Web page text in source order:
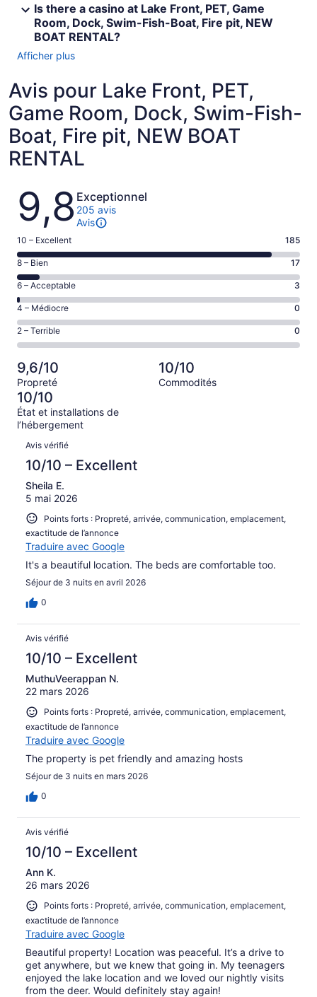
Is there a casino at Lake Front, PET, Game
Room, Dock, Swim-Fish-Boat, Fire pit, NEW
BOAT RENTAL?
Afficher plus
Avis pour Lake Front, PET,
Game Room, Dock, Swim-Fish-
Boat, Fire pit, NEW BOAT
RENTAL
Avis
9,8 Exceptionnel
205 avis
Avis
Note
de 10
–
Excellent,
d’après
185 avis
sur 205.
10 – Excellent 185
Note
de 8
–
Bien,
d’après
17 avis
sur 205.
8 – Bien 17
Note
de 6
–
Acceptable,
d’après
sur 205.
6 – Acceptable 3
Note
de 4
–
Médiocre,
d’après
0 avis
sur 205.
4 – Médiocre 0
Note
de 2
–
Terrible,
d’après
0 avis
sur 205.
2 – Terrible 0
9,6/10
Propreté
10/10
Commodités
10/10
État et installations de
l’hébergement
Avis
Avis vérifié
10/10 – Excellent
Sheila E.
5 mai 2026
Points forts : Propreté, arrivée, communication, emplacement,
exactitude de l’annonce
Traduire avec Google
It's a beautiful location. The beds are comfortable too.
Séjour de 3 nuits en avril 2026
0
Avis vérifié
10/10 – Excellent
MuthuVeerappan N.
22 mars 2026
Points forts : Propreté, arrivée, communication, emplacement,
exactitude de l’annonce
Traduire avec Google
The property is pet friendly and amazing hosts
Séjour de 3 nuits en mars 2026
0
Avis vérifié
10/10 – Excellent
Ann K.
26 mars 2026
Points forts : Propreté, arrivée, communication, emplacement,
exactitude de l’annonce
Traduire avec Google
Beautiful property! Location was peaceful. It’s a drive to
get anywhere, but we knew that going in. My teenagers
enjoyed the lake location and we loved our nightly visits
from the deer. Would definitely stay again!